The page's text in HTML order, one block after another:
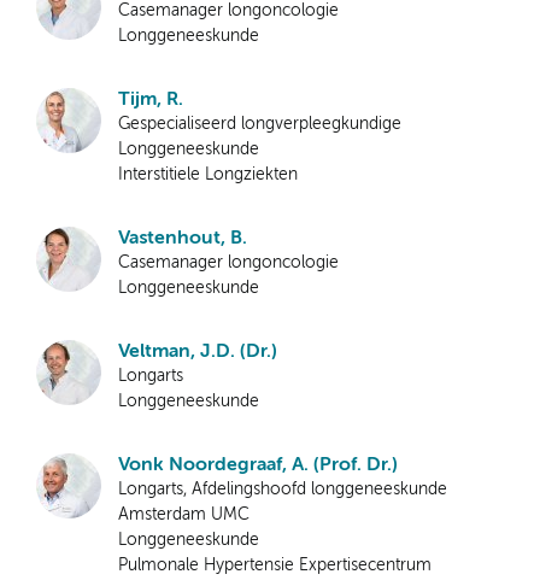
Casemanager longoncologie
Longgeneeskunde
Tijm, R.
Gespecialiseerd longverpleegkundige
Longgeneeskunde
Interstitiele Longziekten
Vastenhout, B.
Casemanager longoncologie
Longgeneeskunde
Veltman, J.D. (Dr.)
Longarts
Longgeneeskunde
Vonk Noordegraaf, A. (Prof. Dr.)
Longarts, Afdelingshoofd longgeneeskunde
Amsterdam UMC
Longgeneeskunde
Pulmonale Hypertensie Expertisecentrum